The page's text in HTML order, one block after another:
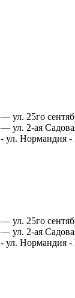
— ул. 25го
— ул. 2-ая
- ул. Нормандия
— ул. 25го
— ул. 2-ая
- ул. Нормандия